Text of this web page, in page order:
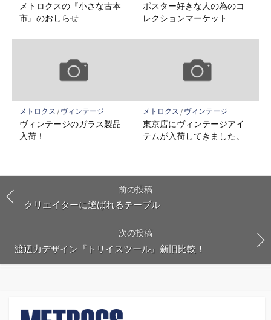
メトロクスの『小さな古本
市』のおしらせ
ポスター好きな人の為のコ
レクションマーケット
メトロクス / ヴィンテージ
ヴィンテージのガラス製品
入荷！
メトロクス / ヴィンテージ
東京店にヴィンテージアイ
テムが入荷してきました。
前の投稿
クリエイターに選ばれるテーブル
次の投稿
渡辺力デザイン『トリイスツール』新旧比較！